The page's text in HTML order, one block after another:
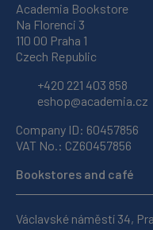
Academia Bookstore
Na Florenci 3
110 00 Praha 1
Czech Republic
+420 221 403 858
eshop@academia.cz
Company ID: 60457856
VAT No.: CZ60457856
Bookstores and café
Václavské náměstí 34,